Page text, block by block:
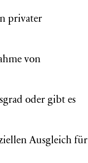
privater
von
oder gibt es
Ausgleich für